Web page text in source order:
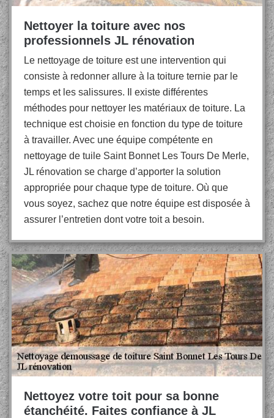
Nettoyer la toiture avec nos
professionnels JL rénovation
Le nettoyage de toiture est une intervention qui
consiste à redonner allure à la toiture ternie par le
temps et les salissures. Il existe différentes
méthodes pour nettoyer les matériaux de toiture. La
technique est choisie en fonction du type de toiture
à travailler. Avec une équipe compétente en
nettoyage de tuile Saint Bonnet Les Tours De Merle,
JL rénovation se charge d’apporter la solution
appropriée pour chaque type de toiture. Où que
vous soyez, sachez que notre équipe est disposée à
assurer l’entretien dont votre toit a besoin.
Nettoyez votre toit pour sa bonne
étanchéité. Faites confiance à JL